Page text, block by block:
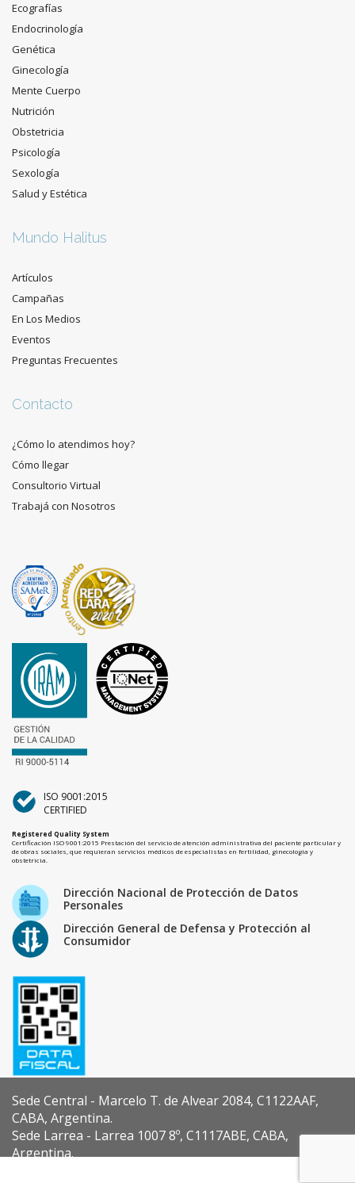
Ecografías
Endocrinología
Genética
Ginecología
Mente Cuerpo
Nutrición
Obstetricia
Psicología
Sexología
Salud y Estética
Mundo Halitus
Artículos
Campañas
En Los Medios
Eventos
Preguntas Frecuentes
Contacto
¿Cómo lo atendimos hoy?
Cómo llegar
Consultorio Virtual
Trabajá con Nosotros
ISO 9001:2015
CERTIFIED
Registered Quality System
Certificación ISO 9001:2015 Prestación del servicio de atención administrativa del paciente particular y
de obras sociales, que requieran servicios médicos de especialistas en fertilidad, ginecología y
obstetricia.
Dirección Nacional de Protección de Datos
Personales
Dirección General de Defensa y Protección al
Consumidor
Sede Central - Marcelo T. de Alvear 2084, C1122AAF,
CABA, Argentina.
Sede Larrea - Larrea 1007 8º, C1117ABE, CABA,
Argentina.